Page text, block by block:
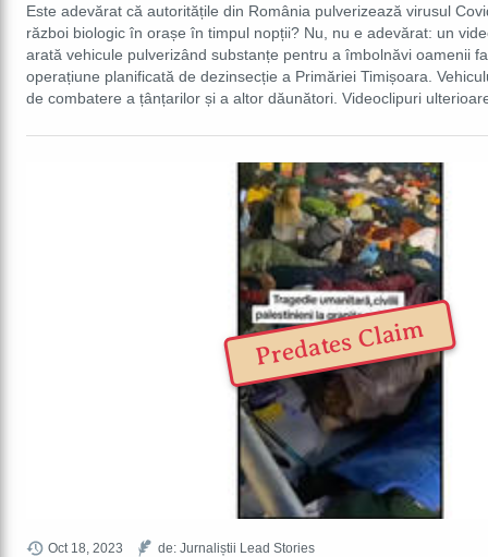
Este adevărat că autoritățile din România pulverizează virusul
război biologic în orașe în timpul nopții? Nu, nu e adevărat: un
arată vehicule pulverizând substanțe pentru a îmbolnăvi oamenii
operațiune planificată de dezinsecție a Primăriei Timișoara.
de combatere a țânțarilor și a altor dăunători. Videoclipuri
Oct 18, 2023 de: Jurnaliștii Lead Stories
Predates Claim